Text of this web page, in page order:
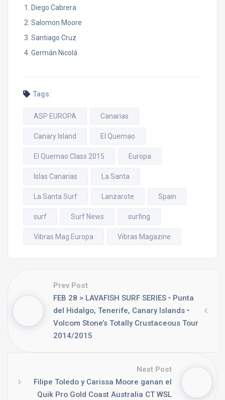
Diego Cabrera
Salomon Moore
Santiago Cruz
Germán Nicolá
Tags:
ASP EUROPA Canarias
Canary Island El Quemao
El Quemao Class 2015 Europa
Islas Canarias La Santa
La Santa Surf Lanzarote Spain
surf Surf News surfing
Vibras Mag Europa Vibras Magazine
Prev Post
FEB 28 > LAVAFISH SURF SERIES • Punta
del Hidalgo, Tenerife, Canary Islands •
Volcom Stone’s Totally Crustaceous Tour
2014/2015
Next Post
Filipe Toledo y Carissa Moore ganan el
Quik Pro Gold Coast Australia CT WSL